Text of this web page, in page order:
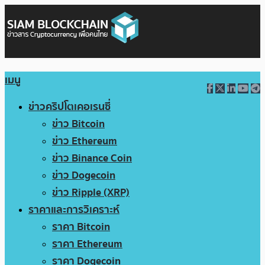
เมนู
ข่าวคริปโตเคอเรนซี่
ข่าว Bitcoin
ข่าว Ethereum
ข่าว Binance Coin
ข่าว Dogecoin
ข่าว Ripple (XRP)
ราคาและการวิเคราะห์
ราคา Bitcoin
ราคา Ethereum
ราคา Dogecoin